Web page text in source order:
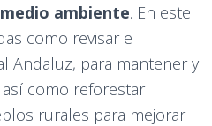
ambiente. En este
como revisar e
Andaluz, para mantener y
como reforestar
rurales para mejorar